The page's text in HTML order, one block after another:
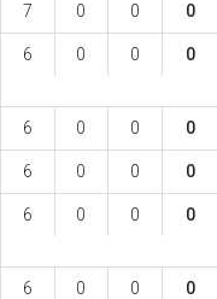
7 0 0 0
6 0 0 0
6 0 0 0
6 0 0 0
6 0 0 0
6 0 0 0